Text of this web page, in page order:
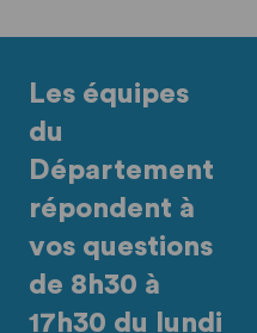
Les équipes
du
Département
répondent à
vos questions
de 8h30 à
17h30 du lundi